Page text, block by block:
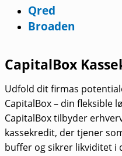
Qred
Broaden
CapitalBox
Udfold dit firmas
CapitalBox – din fleksible
CapitalBox tilbyder
kassekredit, der tjener
buffer og sikrer likviditet i